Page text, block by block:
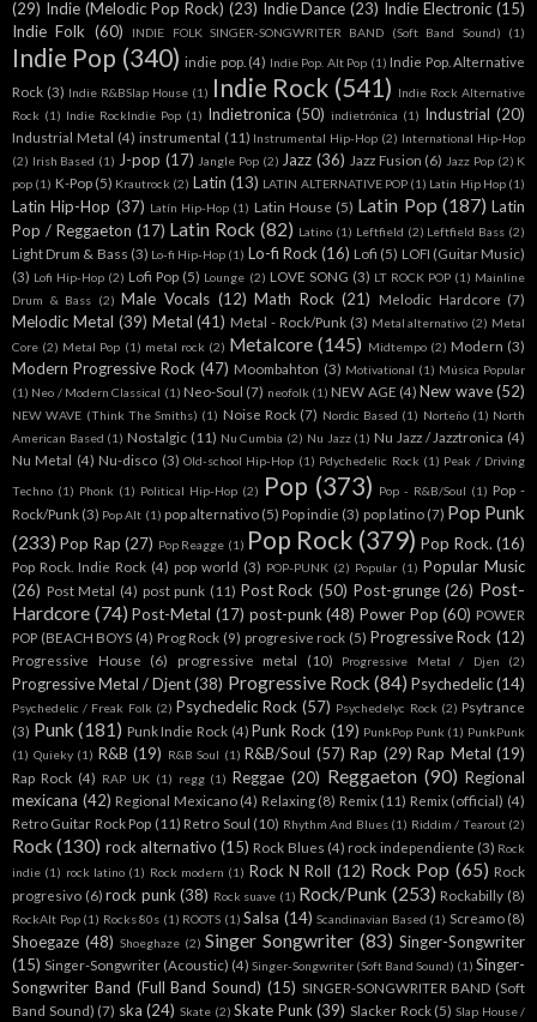
(29) Indie (Melodic Pop Rock) (23) Indie Dance (23) Indie Electronic (15)
Indie Folk (60) INDIE FOLK SINGER-SONGWRITER BAND (Soft Band Sound) (1)
Indie Pop (340) indie pop. (4) Indie Pop. Alt Pop (1) Indie Pop. Alternative
Rock (3) Indie R&BSlap House (1) Indie Rock (541) Indie Rock Alternative
Rock (1) Indie RockIndie Pop (1) Indietronica (50) indietrónica (1) Industrial (20)
Industrial Metal (4) instrumental (11) Instrumental Hip-Hop (2) International Hip-Hop
(2) Irish Based (1) J-pop (17) Jangle Pop (2) Jazz (36) Jazz Fusion (6) Jazz Pop (2) K
pop (1) K-Pop (5) Krautrock (2) Latin (13) LATIN ALTERNATIVE POP (1) Latin Hip Hop (1)
Latin Hip-Hop (37) Latín Hip-Hop (1) Latin House (5) Latin Pop (187) Latin
Pop / Reggaeton (17) Latin Rock (82) Latino (1) Leftfield (2) Leftfield Bass (2)
Light Drum & Bass (3) Lo-fi Hip-Hop (1) Lo-fi Rock (16) Lofi (5) LOFI (Guitar Music)
(3) Lofi Hip-Hop (2) Lofi Pop (5) Lounge (2) LOVE SONG (3) LT ROCK POP (1) Mainline
Drum & Bass (2) Male Vocals (12) Math Rock (21) Melodic Hardcore (7)
Melodic Metal (39) Metal (41) Metal - Rock/Punk (3) Metal alternativo (2) Metal
Core (2) Metal Pop (1) metal rock (2) Metalcore (145) Midtempo (2) Modern (3)
Modern Progressive Rock (47) Moombahton (3) Motivational (1) Música Popular
(1) Neo / Modern Classical (1) Neo-Soul (7) neofolk (1) NEW AGE (4) New wave (52)
NEW WAVE (Think The Smiths) (1) Noise Rock (7) Nordic Based (1) Norteño (1) North
American Based (1) Nostalgic (11) Nu Cumbia (2) Nu Jazz (1) Nu Jazz / Jazztronica (4)
Nu Metal (4) Nu-disco (3) Old-school Hip-Hop (1) Pdychedelic Rock (1) Peak / Driving
Techno (1) Phonk (1) Political Hip-Hop (2) Pop (373) Pop - R&B/Soul (1) Pop -
Rock/Punk (3) Pop Alt (1) pop alternativo (5) Pop indie (3) pop latino (7) Pop Punk
(233) Pop Rap (27) Pop Reagge (1) Pop Rock (379) Pop Rock. (16)
Pop Rock. Indie Rock (4) pop world (3) POP-PUNK (2) Popular (1) Popular Music
(26) Post Metal (4) post punk (11) Post Rock (50) Post-grunge (26) Post-
Hardcore (74) Post-Metal (17) post-punk (48) Power Pop (60) POWER
POP (BEACH BOYS (4) Prog Rock (9) progresive rock (5) Progressive Rock (12)
Progressive House (6) progressive metal (10) Progressive Metal / Djen (2)
Progressive Metal / Djent (38) Progressive Rock (84) Psychedelic(14)
Psychedelic / Freak Folk (2) Psychedelic Rock (57) Psychedelyc Rock (2) Psytrance
(3) Punk (181) Punk Indie Rock (4) Punk Rock (19) PunkPop Punk (1) PunkPunk
(1) Quieky (1) R&B (19) R&B Soul (1) R&B/Soul (57) Rap (29) Rap Metal (19)
Rap Rock (4) RAP UK (1) regg (1) Reggae (20) Reggaeton (90) Regional
mexicana (42) Regional Mexicano (4) Relaxing (8) Remix (11) Remix (official) (4)
Retro Guitar Rock Pop (11) Retro Soul (10) Rhythm And Blues (1) Riddim / Tearout (2)
Rock (130) rock alternativo (15) Rock Blues (4) rock independiente (3) Rock
indie (1) rock latino (1) Rock modern (1) Rock N Roll (12) Rock Pop (65) Rock
progresivo (6) rock punk (38) Rock suave (1) Rock/Punk (253) Rockabilly (8)
RockAlt Pop (1) Rocks 80s (1) ROOTS (1) Salsa (14) Scandinavian Based (1) Screamo (8)
Shoegaze (48) Shoeghaze (2) Singer Songwriter (83) Singer-Songwriter
(15) Singer-Songwriter (Acoustic) (4) Singer-Songwriter (Soft Band Sound) (1) Singer-
Songwriter Band (Full Band Sound) (15) SINGER-SONGWRITER BAND (Soft
Band Sound) (7) ska (24) Skate (2) Skate Punk (39) Slacker Rock (5) Slap House /